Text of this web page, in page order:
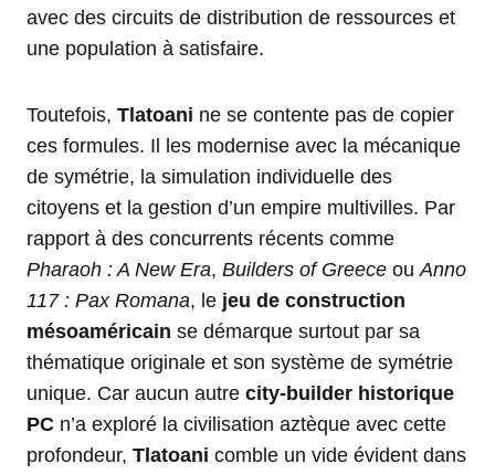
avec des circuits de distribution de ressources et
une population à satisfaire.
Toutefois, Tlatoani ne se contente pas de copier
ces formules. Il les modernise avec la mécanique
de symétrie, la simulation individuelle des
citoyens et la gestion d’un empire multivilles. Par
rapport à des concurrents récents comme
Pharaoh : A New Era, Builders of Greece ouAnno
117 : Pax Romana, le jeu de construction
mésoaméricain se démarque surtout par sa
thématique originale et son système de symétrie
unique. Car aucun autre city-builder historique
PC n’a exploré la civilisation aztèque avec cette
profondeur, Tlatoani comble un vide évident dans